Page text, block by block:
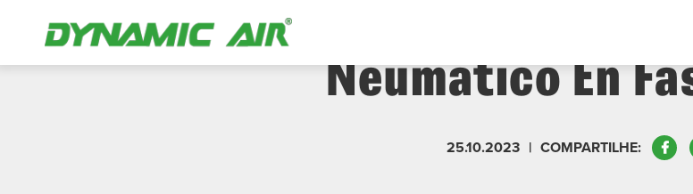
Principios Fundamentales
Neumático En
25.10.2023 | COMPARTILHE: